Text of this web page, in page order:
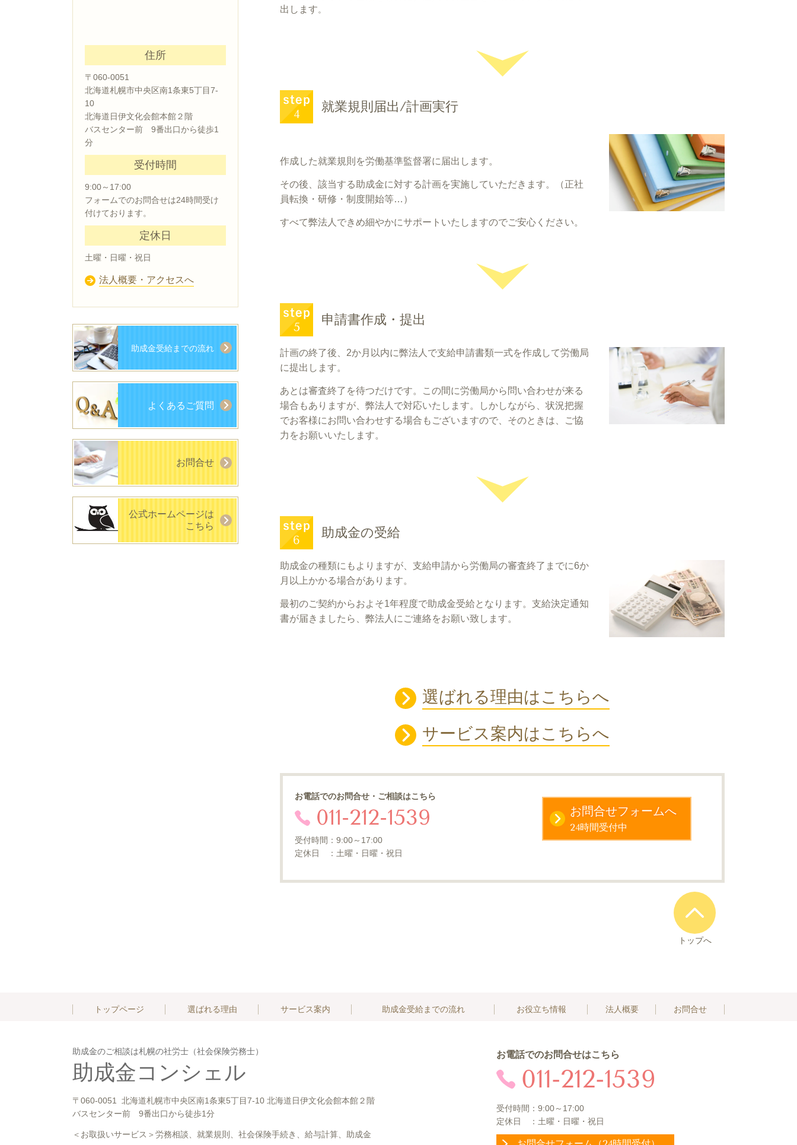
出します。
就業規則届出/計画実行
作成した就業規則を労働基準監督署に届出します。
その後、該当する助成金に対する計画を実施していただきます。（正社
員転換・研修・制度開始等…）
すべて弊法人できめ細やかにサポートいたしますのでご安心ください。
申請書作成・提出
計画の終了後、2か月以内に弊法人で支給申請書類一式を作成して労働局
に提出します。
あとは審査終了を待つだけです。この間に労働局から問い合わせが来る
場合もありますが、弊法人で対応いたします。しかしながら、状況把握
でお客様にお問い合わせする場合もございますので、そのときは、ご協
力をお願いいたします。
助成金の受給
助成金の種類にもよりますが、支給申請から労働局の審査終了までに6か
月以上かかる場合があります。
最初のご契約からおよそ1年程度で助成金受給となります。支給決定通知
書が届きましたら、弊法人にご連絡をお願い致します。
選ばれる理由はこちらへ
サービス案内はこちらへ
お電話でのお問合せ・ご相談はこちら
011-212-1539
受付時間：9:00～17:00
定休日 ：土曜・日曜・祝日
お問合せフォームへ
24時間受付中
トップへ
住所
〒060-0051
北海道札幌市中央区南1条東5丁目7-
10
北海道日伊文化会館本館２階
バスセンター前 9番出口から徒歩1
分
受付時間
9:00～17:00
フォームでのお問合せは24時間受け
付けております。
定休日
土曜・日曜・祝日
法人概要・アクセスへ
助成金受給までの流れ
よくあるご質問
お問合せ
公式ホームページは
こちら
トップページ 選ばれる理由 サービス案内 助成金受給までの流れ お役立ち情報 法人概要 お問合せ
助成金のご相談は札幌の社労士（社会保険労務士）
助成金コンシェル
〒060-0051 北海道札幌市中央区南1条東5丁目7-10 北海道日伊文化会館本館２階
バスセンター前 9番出口から徒歩1分
＜お取扱いサービス＞労務相談、就業規則、社会保険手続き、給与計算、助成金
お電話でのお問合せはこちら
011-212-1539
受付時間：9:00～17:00
定休日 ：土曜・日曜・祝日